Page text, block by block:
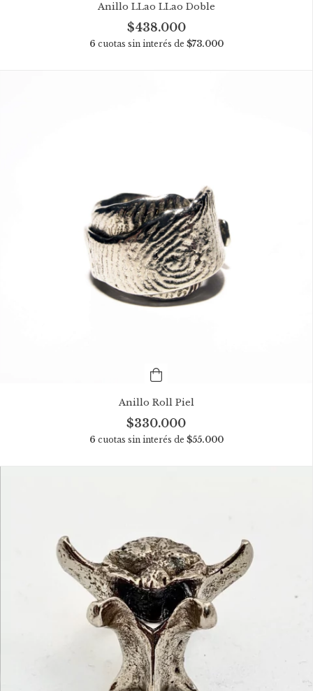
Anillo LLao LLao Doble
$438.000
6 cuotas sin interés de $73.000
Anillo Roll Piel
$330.000
6 cuotas sin interés de $55.000